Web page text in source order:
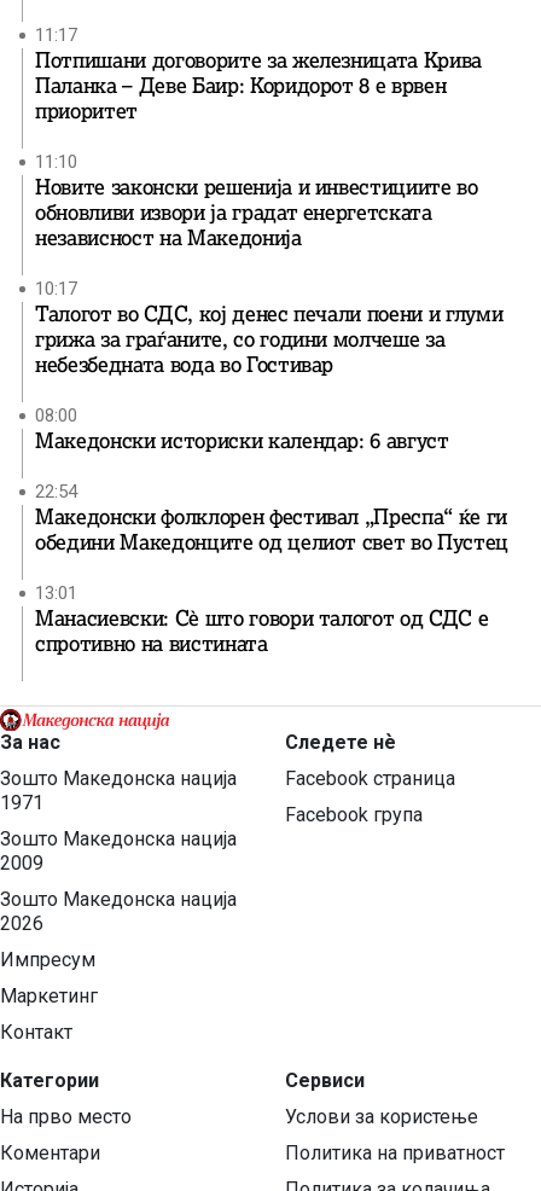
11:17
Потпишани договорите за железницата Крива
Паланка – Деве Баир: Коридорот 8 е врвен
приоритет
11:10
Новите законски решенија и инвестициите во
обновливи извори ја градат енергетската
независност на Македонија
10:17
Талогот во СДС, кој денес печали поени и глуми
грижа за граѓаните, со години молчеше за
небезбедната вода во Гостивар
08:00
Македонски историски календар: 6 август
22:54
Македонски фолклорен фестивал „Преспа“ ќе ги
обедини Македонците од целиот свет во Пустец
13:01
Манасиевски: Сè што говори талогот од СДС е
спротивно на вистината
За нас
Зошто Македонска нација
1971
Зошто Македонска нација
2009
Зошто Македонска нација
2026
Импресум
Маркетинг
Контакт
Категории
На прво место
Коментари
Следете нѐ
Facebook страница
Facebook група
Сервиси
Услови за користење
Политика на приватност